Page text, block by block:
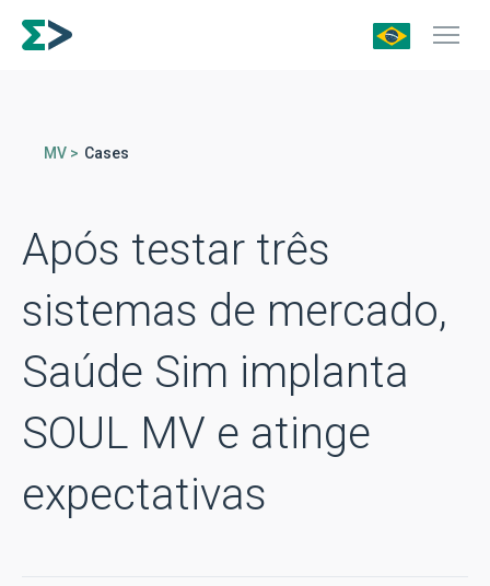
MV > Cases
Após testar três
sistemas de mercado,
Saúde Sim implanta
SOUL MV e atinge
expectativas